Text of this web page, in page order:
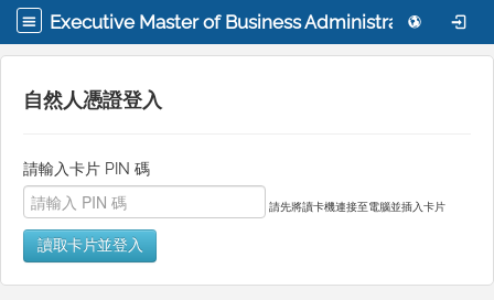
Executive Master of Business Administration, National Yang Ming Chiao Tung University
自然人憑證登入
請輸入卡片 PIN 碼
請先將讀卡機連接至電腦並插入卡片
讀取卡片並登入